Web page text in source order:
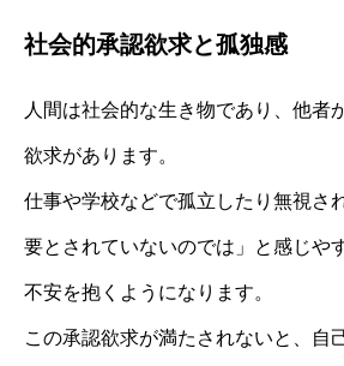
社会的承認欲求と孤独感
人間は社会的な生き物であり、他者
欲求があります。
仕事や学校などで孤立したり無視さ
要とされていないのでは」と感じや
不安を抱くようになります。
この承認欲求が満たされないと、自